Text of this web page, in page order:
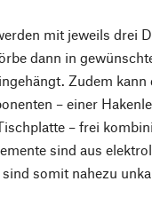
mit jeweils drei
dann in
Zudem
– einer
– frei
sind aus
somit nahezu